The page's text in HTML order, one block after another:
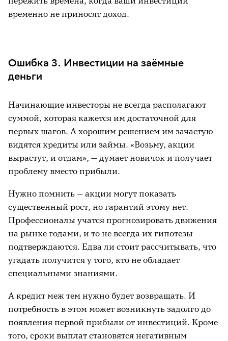
временно не приносят доход.
Ошибка 3. Инвестиции на заёмные
деньги
Начинающие инвесторы не всегда располагают
суммой, которая кажется им достаточной для
первых шагов. А хорошим решением им зачастую
видятся кредиты или займы. «Возьму, акции
вырастут, и отдам», — думает новичок и получает
проблему вместо прибыли.
Нужно помнить — акции могут показать
существенный рост, но гарантий этому нет.
Профессионалы учатся прогнозировать движения
на рынке годами, и то не всегда их гипотезы
подтверждаются. Едва ли стоит рассчитывать, что
угадать получится у того, кто не обладает
специальными знаниями.
А кредит меж тем нужно будет возвращать. И
потребность в этом может возникнуть задолго до
появления первой прибыли от инвестиций. Кроме
того, сроки выплат становятся негативным